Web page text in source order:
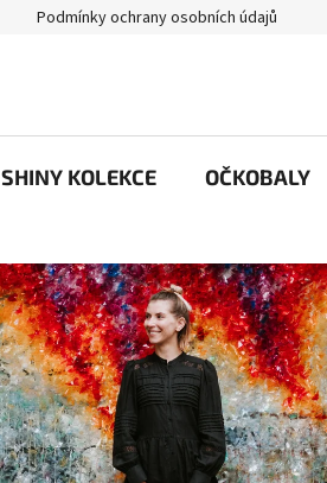
Podmínky ochrany osobních údajů
SHINY KOLEKCE OČKOBALY